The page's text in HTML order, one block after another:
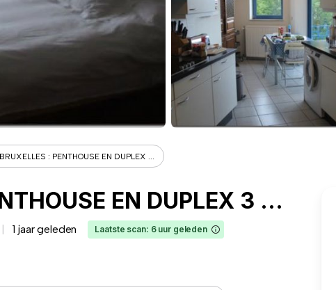
: PENTHOUSE EN DUPLEX ...
1000 BRUXELLES : PENTHOUSE EN DUPLEX 3 CHAMBRES + TERRASSES + PKGS INT - Ixelles
1 jaar geleden Laatste scan: 6 uur geleden